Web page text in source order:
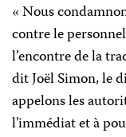
« Nous
contre le
l’encontre de la
dit Joël Simon, le
appelons les
l’immédiat et à